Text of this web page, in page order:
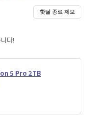
핫딜 종료 제보
다!
5 Pro 2TB